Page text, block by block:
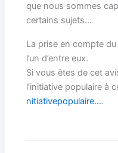
que nous sommes
certains sujets…
La prise en compte
l’un d’entre eux.
Si vous êtes de cet
l’initiative populaire à
nitiativepopulaire….